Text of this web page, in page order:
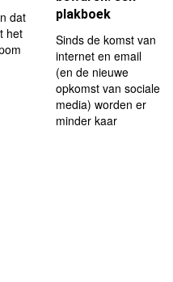
dat
het
plakboek
Sinds de komst van
internet en email
(en de nieuwe
opkomst van sociale
media) worden er
minder kaar